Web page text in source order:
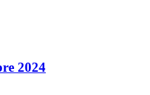
2024